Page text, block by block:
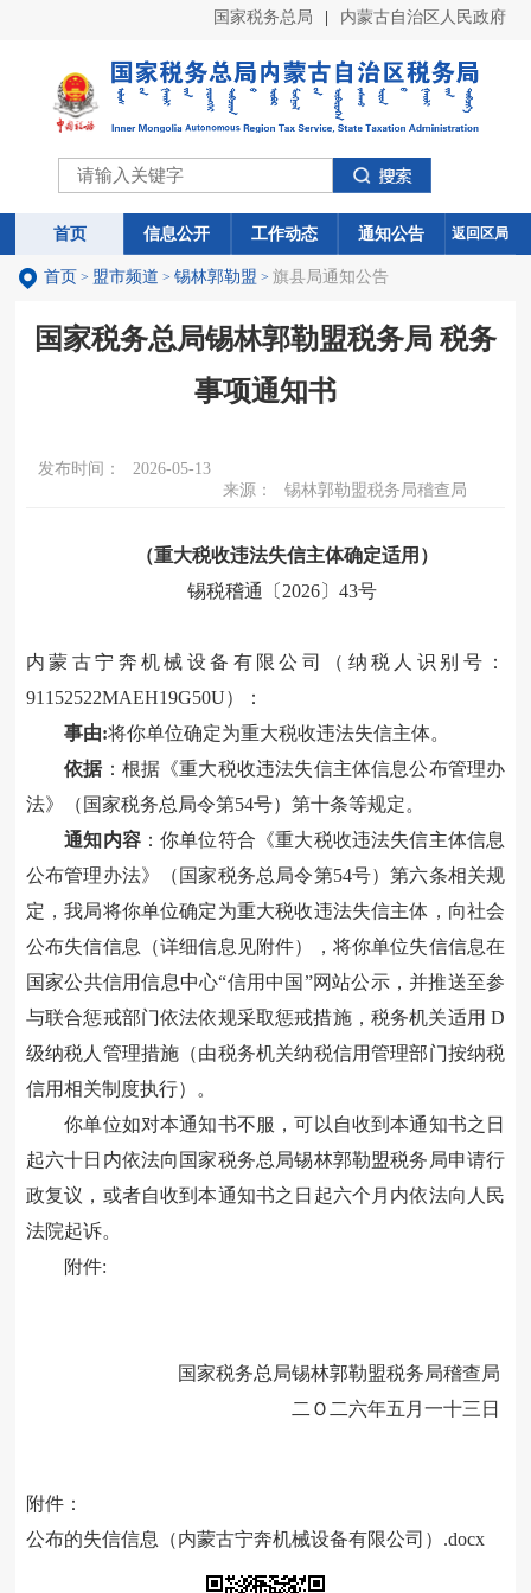
国家税务总局 内蒙古自治区人民政府
首页 信息公开 工作动态 通知公告
首页 信息公开 工作动态 通知公告 返回区局
首页 > 盟市频道 > 锡林郭勒盟 > 旗县局通知公告
国家税务总局锡林郭勒盟税务局 税务
事项通知书
发布时间：
2026-05-13
来源：
锡林郭勒盟税务局稽查局
（重大税收违法失信主体确定适用）
锡税稽通〔 2026〕 43号
内蒙古宁奔机械设备有限公司（纳税人识别号：
91152522MAEH19G50U）
：
事由:将你单位确定为重大税收违法失信主体。
依据：根据《重大税收违法失信主体信息公布管理办
法》
（国家税务总局令第54号） 第十条等规定。
通知内容：你单位符合《重大税收违法失信主体信息
公布管理办法》（国家税务总局令第54号）第六条相关规
定，我局将你单位确定为重大税收违法失信主体，向社会
公布失信信息（详细信息见附件），将你单位失信信息在
国家公共信用信息中心“信用中国”网站公示，并推送至参
与联合惩戒部门依法依规采取惩戒措施，税务机关适用 D
级纳税人管理措施（由税务机关纳税信用管理部门按纳税
信用相关制度执行）。
你单位如对本通知书不服，可以自收到本通知书之日
起六十日内依法向国家税务总局锡林郭勒盟税务局申请行
政复议，或者自收到本通知书之日起六个月内依法向人民
法院起诉。
附件:
国家税务总局锡林郭勒盟税务局稽查局
二Ｏ二六年五月一十三日
附件：
公布的失信信息（内蒙古宁奔机械设备有限公司）.docx